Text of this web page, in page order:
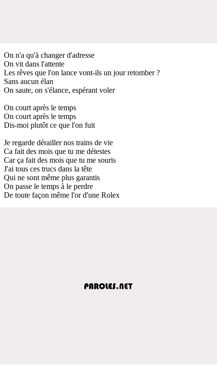
On n'a qu'à changer d'adresse
On vit dans l'attente
Les rêves que l'on lance vont-ils un jour retomber ?
Sans aucun élan
On saute, on s'élance, espérant voler
On court après le temps
On court après le temps
Dis-moi plutôt ce que l'on fuit
Je regarde dérailler nos trains de vie
Ca fait des mois que tu me détestes
Car ça fait des mois que tu me souris
J'ai tous ces trucs dans la tête
Qui ne sont même plus garantis
On passe le temps à le perdre
De toute façon même l'or d'une Rolex